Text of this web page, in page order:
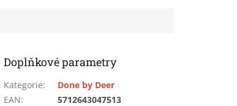
Doplňkové parametry
Kategorie:
Done by Deer
EAN:
5712643047513